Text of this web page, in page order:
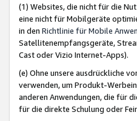
(1) Websites, die nicht für die
eine nicht für Mobilgeräte
in den Richtlinie für Mobile
Satellitenempfangsgeräte,
Cast oder Vizio Internet-Apps).
(e) Ohne unsere ausdrückliche
verwenden, um Produkt-
anderen Anwendungen, die für
für die direkte Schulung oder